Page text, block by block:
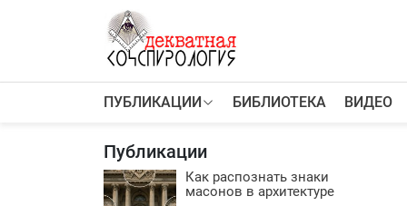
ПУБЛИКАЦИИ
Тайные общества и секты
Власть
Деньги
ПУБЛИКАЦИИ БИБЛИОТЕКА ВИДЕО
Публикации
Как распознать знаки
масонов в архитектуре